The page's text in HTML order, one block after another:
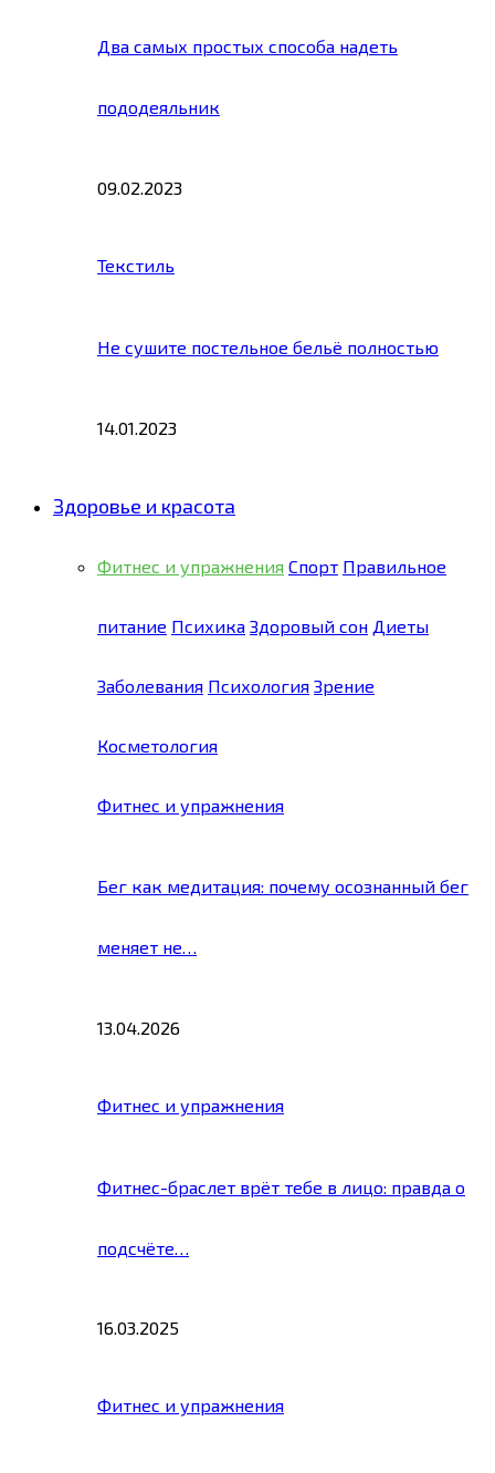
Два самых простых способа надеть
пододеяльник
09.02.2023
Текстиль
Не сушите постельное бельё полностью
14.01.2023
Здоровье и красота
Фитнес и упражнения Спорт Правильное
питание Психика Здоровый сон Диеты
Заболевания Психология Зрение
Косметология
Фитнес и упражнения
Бег как медитация: почему осознанный бег
меняет не…
13.04.2026
Фитнес и упражнения
Фитнес-браслет врёт тебе в лицо: правда о
подсчёте…
16.03.2025
Фитнес и упражнения